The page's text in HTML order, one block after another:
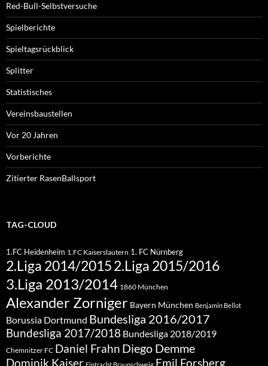
Red-Bull-Selbstversuche
Spielberichte
Spieltagsrückblick
Splitter
Statistisches
Vereinsbaustellen
Vor 20 Jahren
Vorberichte
Zitierter RasenBallsport
TAG-CLOUD
1.FC Heidenheim 1.FC Kaiserslautern 1. FC Nürnberg
2.Liga 2014/20152.Liga 2015/2016
3.Liga 2013/2014 1860 München
Alexander Zorniger Bayern München Benjamin Bellot
Borussia Dortmund Bundesliga 2016/2017
Bundesliga 2017/2018 Bundesliga 2018/2019
Chemnitzer FC Daniel Frahn Diego Demme
Dominik Kaiser Emil Forsberg